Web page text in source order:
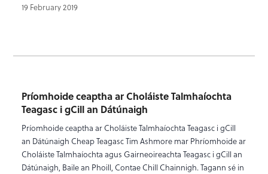
19 February 2019
Príomhoide ceaptha ar Choláiste Talmhaíochta
Teagasc i gCill an Dátúnaigh
Príomhoide ceaptha ar Choláiste Talmhaíochta Teagasc i gCill
an Dátúnaigh Cheap Teagasc Tim Ashmore mar Phríomhoide ar
Choláiste Talmhaíochta agus Gairneoireachta Teagasc i gCill an
Dátúnaigh, Baile an Phoill, Contae Chill Chainnigh. Tagann sé in